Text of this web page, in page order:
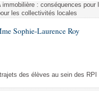
: conséquences
les collectivités locales
Sophie-Laurence Roy
des élèves au sein des